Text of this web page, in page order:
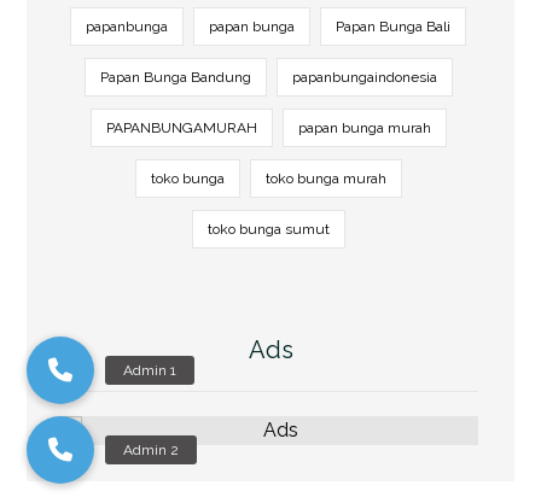
papanbunga papan bunga Papan Bunga Bali
Papan Bunga Bandung papanbungaindonesia
PAPANBUNGAMURAH papan bunga murah
toko bunga toko bunga murah
toko bunga sumut
Ads